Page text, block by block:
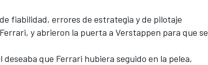
fiabilidad, errores de estrategia y de pilotaje
y abrieron la puerta a Verstappen para que se
que Ferrari hubiera seguido en la pelea,